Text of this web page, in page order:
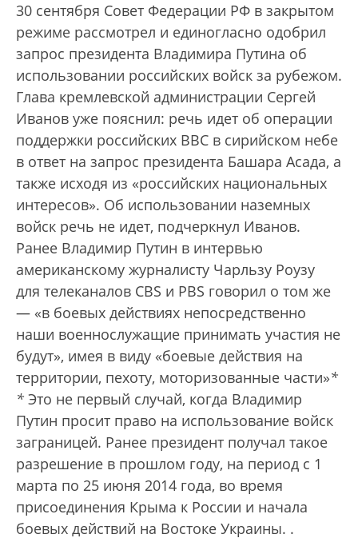
30 сентября Совет Федерации РФ в закрытом
режиме рассмотрел и единогласно одобрил
запрос президента Владимира Путина об
использовании российских войск за рубежом.
Глава кремлевской администрации Сергей
Иванов уже пояснил: речь идет об операции
поддержки российских ВВС в сирийском небе
в ответ на запрос президента Башара Асада, а
также исходя из «российских национальных
интересов». Об использовании наземных
войск речь не идет, подчеркнул Иванов.
Ранее Владимир Путин в интервью
американскому журналисту Чарльзу Роузу
для телеканалов CBS и PBS говорил о том же
— «в боевых действиях непосредственно
наши военнослужащие принимать участия не
будут», имея в виду «боевые действия на
территории, пехоту, моторизованные части»*
* Это не первый случай, когда Владимир
Путин просит право на использование войск
заграницей. Ранее президент получал такое
разрешение в прошлом году, на период с 1
марта по 25 июня 2014 года, во время
присоединения Крыма к России и начала
боевых действий на Востоке Украины. .